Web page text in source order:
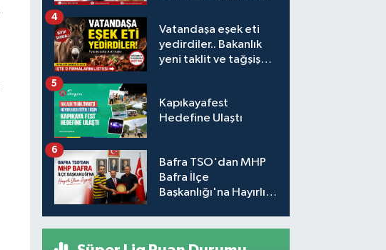
Desteği
Vatandaşa eşek eti
yedirdiler.. Bakanlık
yeni taklit ve tağşiş
4
Kapıkayafest
Hedefine Ulaştı
5
Bafra TSO'dan MHP
Bafra İlçe
Başkanlığı'na Hayırlı
6